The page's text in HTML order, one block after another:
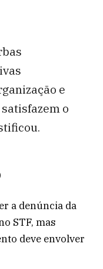
e
o
a denúncia da
STF, mas
deve envolver